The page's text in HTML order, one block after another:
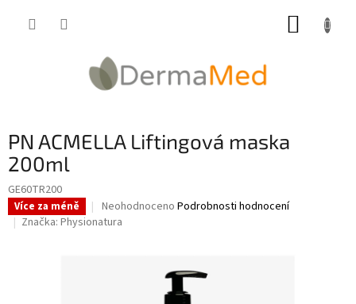
PN ACMELLA Liftingová maska
200ml
GE60TR200
Více za méně
Průměrné
hodnocení
Neohodnoceno Podrobnosti hodnocení
Značka: Physionatura